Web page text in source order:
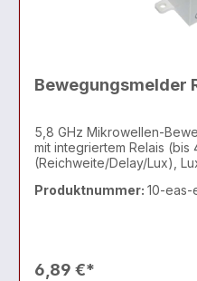
Bewegungsmelder
5,8 GHz Mikrowellen-
mit integriertem Relais (bis
(Reichweite/Delay/Lux),
und Objektbereich
Produktnummer: 10-eas-
6,89 €*